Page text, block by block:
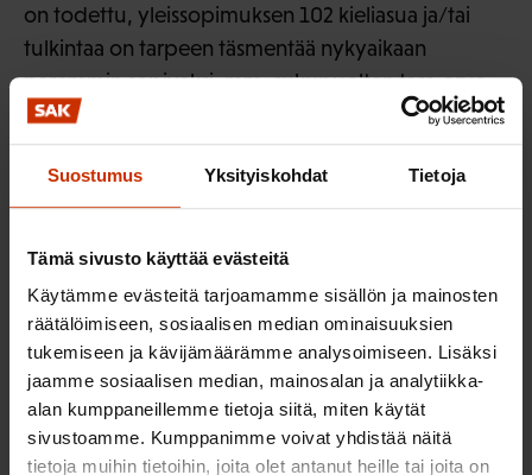
Suostumus Yksityiskohdat Tietoja
Tämä sivusto käyttää evästeitä
Käytämme evästeitä tarjoamamme sisällön ja mainosten
räätälöimiseen, sosiaalisen median ominaisuuksien
tukemiseen ja kävijämäärämme analysoimiseen. Lisäksi
jaamme sosiaalisen median, mainosalan ja analytiikka-
alan kumppaneillemme tietoja siitä, miten käytät
sivustoamme. Kumppanimme voivat yhdistää näitä
tietoja muihin tietoihin, joita olet antanut heille tai joita on
on todettu, yleissopimuksen 102 kieliasua ja/tai
tulkintaa on tarpeen täsmentää nykyaikaan
paremmin sopivaksi, mm. sukupuolten tasa-arvo
huomioon ottaen. Se, ettei Suomi ole vielä
ratifioinut sopimusta, herättää kysymyksiä esim.
muissa pohjoismaissa (jotka ovat ratifioineet
sopimuksen), kun yleisesti on tiedossa, että
maamme sosiaaliturvajärjestelmät ovat maailman
Kommentteja raportin kyselyyn
ILO pyytää jäsenvaltioiden kantoja raportin lopussa
esitettyihin kysymyksiin. ILO:n sopimusten
mukaisesti valtiovallan tulee konsultoida